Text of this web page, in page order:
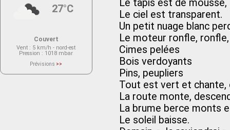
Le tapis est de mousse,
Le ciel est transparent.
Un petit nuage blanc
Le moteur ronfle,
Cimes pelées
Bois verdoyants
Pins, peupliers
Tout est vert et chante,
La route monte,
La brume berce monts
Le soleil baisse.
27°C
Couvert
Vent : 5 km/h - nord-est
Pression : 1018 mbar
Prévisions >>
actuellement aucune prévision